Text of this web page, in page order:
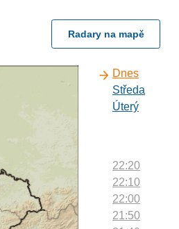
Radary na mapě
Dnes
Středa
Úterý
22:20
22:10
22:00
21:50